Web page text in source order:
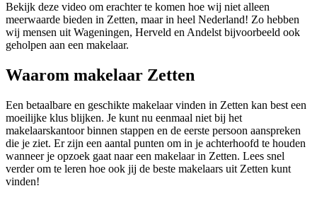
Bekijk deze video om erachter te komen hoe wij niet alleen
meerwaarde bieden in Zetten, maar in heel Nederland! Zo hebben
wij mensen uit Wageningen, Herveld en Andelst bijvoorbeeld ook
geholpen aan een makelaar.
Waarom makelaar Zetten
Een betaalbare en geschikte makelaar vinden in Zetten kan best een
moeilijke klus blijken. Je kunt nu eenmaal niet bij het
makelaarskantoor binnen stappen en de eerste persoon aanspreken
die je ziet. Er zijn een aantal punten om in je achterhoofd te houden
wanneer je opzoek gaat naar een makelaar in Zetten. Lees snel
verder om te leren hoe ook jij de beste makelaars uit Zetten kunt
vinden!